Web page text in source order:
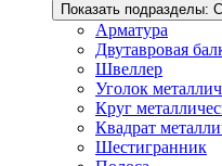
Показать подразделы:
Арматура
Двутавровая
Швеллер
Уголок
Круг
Квадрат
Шестигранник